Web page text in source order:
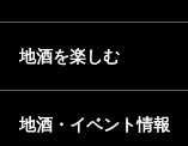
地酒を楽しむ
地酒・イベント情報